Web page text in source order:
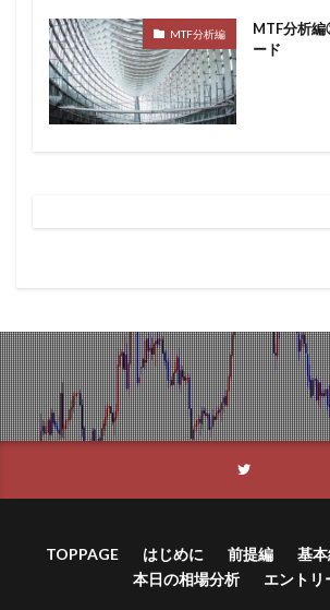
MTF分析編
MTF分析
ード
TOPPAGE はじめに 前提編 基
本日の相場分析
エントリ